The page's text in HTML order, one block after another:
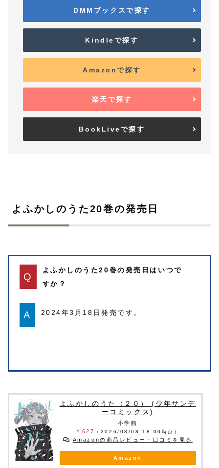
DMMブックスで探す
Kindleで探す
Amazonで探す
楽天で探す
BookLiveで探す
よふかしのうた20巻の発売日
Q
よふかしのうた20巻の発売日はいつで
すか？
A 2024年3月18日発売です。
よふかしのうた（２０） (少年サンデ
ーコミックス)
小学館
￥627
（2026/08/08 18:00時点）
Amazonの商品レビュー・口コミを見る
Amazon